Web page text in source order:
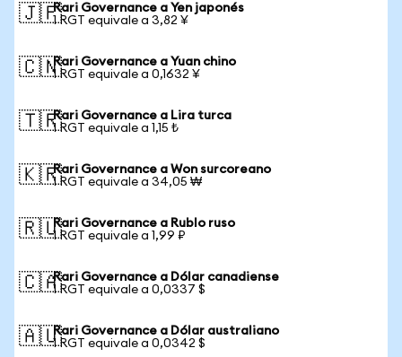
🇯🇵Rari Governance a Yen japonés
1 RGT equivale a 3,82 ¥
🇨🇳Rari Governance a Yuan chino
1 RGT equivale a 0,1632 ¥
🇹🇷Rari Governance a Lira turca
1 RGT equivale a 1,15 ₺
🇰🇷Rari Governance a Won surcoreano
1 RGT equivale a 34,05 ₩
🇷🇺Rari Governance a Rublo ruso
1 RGT equivale a 1,99 ₽
🇨🇦Rari Governance a Dólar canadiense
1 RGT equivale a 0,0337 $
🇦🇺Rari Governance a Dólar australiano
1 RGT equivale a 0,0342 $